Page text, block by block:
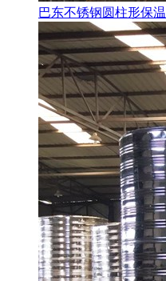
巴东不锈钢圆柱形保温